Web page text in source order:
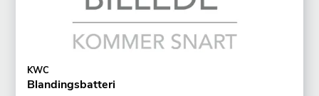
KWC
Blandingsbatteri